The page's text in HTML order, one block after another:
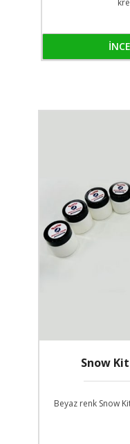
Snow
Beyaz renk Snow